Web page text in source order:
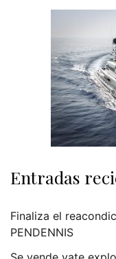
Entradas
Finaliza el
PENDENNIS